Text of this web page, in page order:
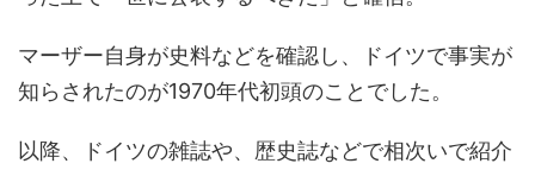
マーザー自身が史料などを確認し、ドイツで事実が
知らされたのが1970年代初頭のことでした。
以降、ドイツの雑誌や、歴史誌などで相次いで紹介